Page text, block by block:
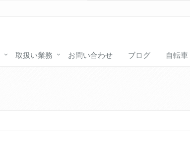
取扱い業務 お問い合わせ ブログ 自転車